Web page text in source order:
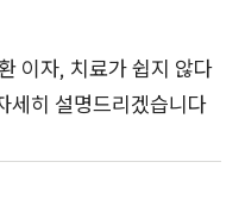
이자, 치료가 쉽지 않다
세히 설명드리겠습니다